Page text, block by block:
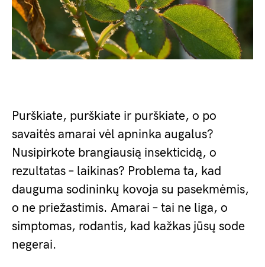
Purškiate, purškiate ir purškiate, o po
savaitės amarai vėl apninka augalus?
Nusipirkote brangiausią insekticidą, o
rezultatas – laikinas? Problema ta, kad
dauguma sodininkų kovoja su pasekmėmis,
o ne priežastimis. Amarai – tai ne liga, o
simptomas, rodantis, kad kažkas jūsų sode
negerai.